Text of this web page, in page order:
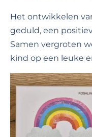
Het ontwikkelen
geduld, een
Samen vergroten
kind op een leuke